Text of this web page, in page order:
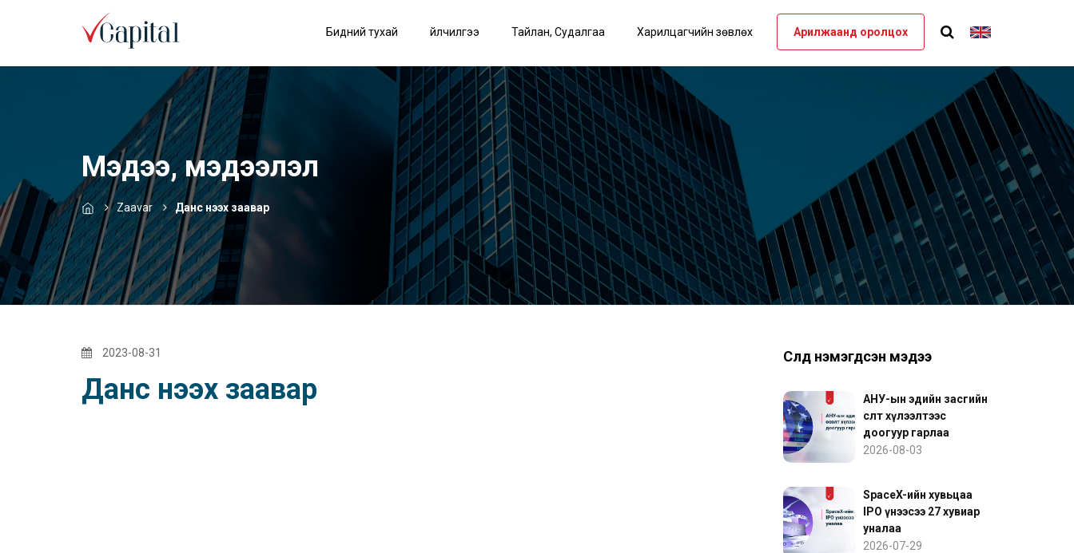
Бидний тухай Үйлчилгээ Тайлан, Судалгаа Харилцагчийн зөвлөх Арилжаанд оролцох
Мэдээ, мэдээлэл
Zaavar Данс нээх заавар
2023-08-31
Данс нээх заавар
Сүүлд нэмэгдсэн мэдээ
АНУ-ын эдийн засгийн
өсөлт хүлээлтээс
доогуур гарлаа
2026-08-03
SpaceX-ийн хувьцаа
IPO үнээсээ 27 хувиар
уналаа
2026-07-29